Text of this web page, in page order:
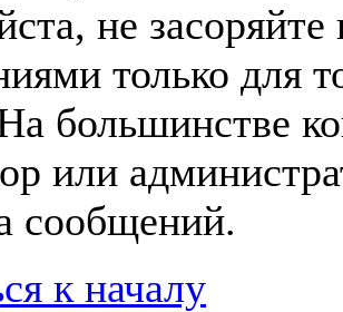
не
только для
большинстве
или
сообщений.
к началу